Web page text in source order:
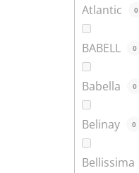
Atlantic 0
BABELL 0
Babella 0
Belinay 0
Bellissima